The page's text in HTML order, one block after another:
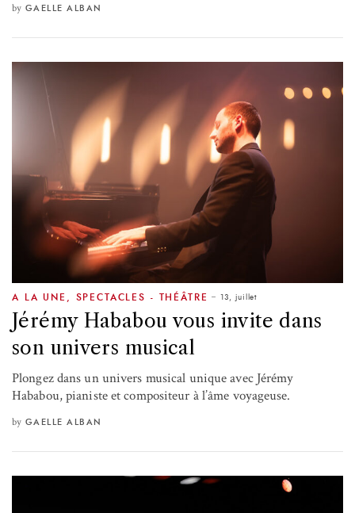
by GAELLE ALBAN
A LA UNE SPECTACLES - THÉÂTRE 13, juillet
Jérémy Hababou vous invite dans
son univers musical
Plongez dans un univers musical unique avec Jérémy
Hababou, pianiste et compositeur à l’âme voyageuse.
by GAELLE ALBAN